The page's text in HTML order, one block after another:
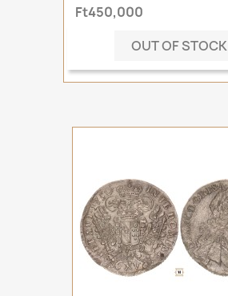
Ft450,000
OUT OF STOCK